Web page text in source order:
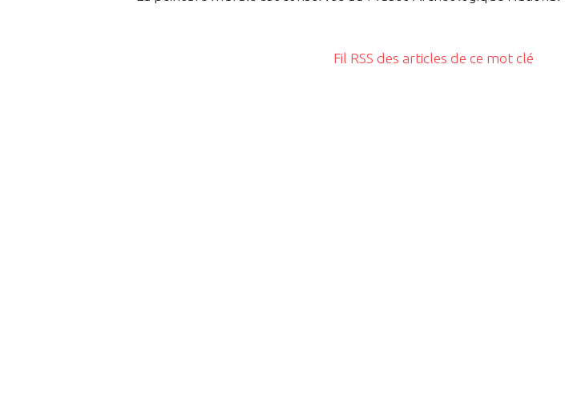
Fil RSS des articles de ce mot clé